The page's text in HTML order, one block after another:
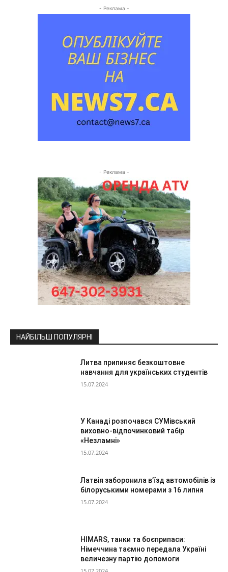
- Реклама -
- Реклама -
НАЙБІЛЬШ ПОПУЛЯРНІ
Литва припиняє безкоштовне
навчання для українських студентів
15.07.2024
У Канаді розпочався СУМівський
виховно-відпочинковий табір
«Незламні»
15.07.2024
Латвія заборонила в’їзд автомобілів із
білоруськими номерами з 16 липня
15.07.2024
HIMARS, танки та боєприпаси:
Німеччина таємно передала Україні
величезну партію допомоги